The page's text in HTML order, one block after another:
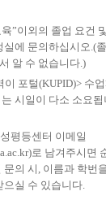
”이외의 졸업 요건
실에 문의하십시오 .(
알 수 없습니다 .)
이 포털(KUPID)> 수업
시일이 다소 소요
성평등센터 이메일
로 남겨주시면
문의 시 이름과 학번
으실 수 있습니다